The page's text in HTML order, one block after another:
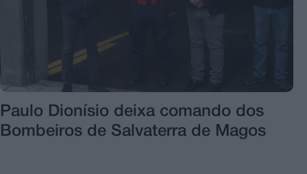
Paulo Dionísio deixa comando dos
Bombeiros de Salvaterra de Magos